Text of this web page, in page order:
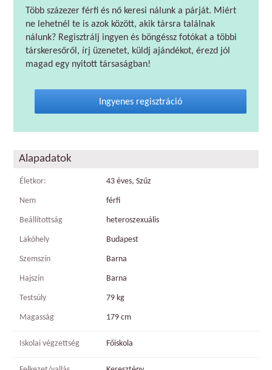
Több százezer férfi és nő keresi nálunk a párját. Miért
ne lehetnél te is azok között, akik társra találnak
nálunk? Regisztrálj ingyen és böngéssz fotókat a többi
társkeresőről, írj üzenetet, küldj ajándékot, érezd jól
magad egy nyitott társaságban!
Ingyenes regisztráció
Alapadatok
Életkor: 43 éves, Szűz
Nem férfi
Beállítottság heteroszexuális
Lakóhely Budapest
Szemszín Barna
Hajszín Barna
Testsúly 79 kg
Magasság 179 cm
Iskolai végzettség Főiskola